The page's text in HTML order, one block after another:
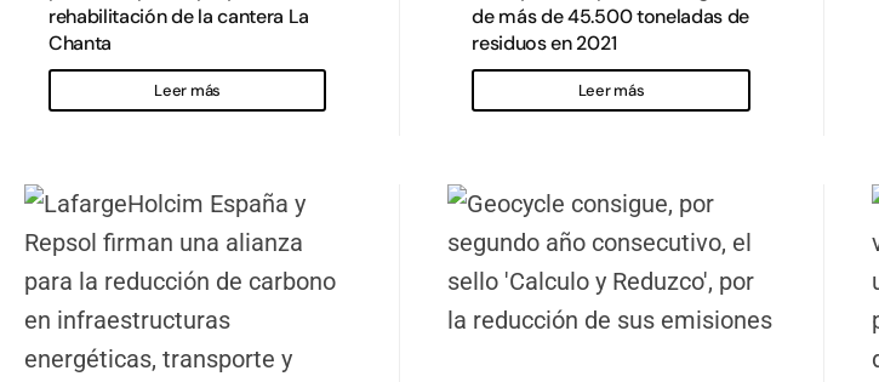
rehabilitación de la cantera La
Chanta
Leer más
de más de 45.500 toneladas de
residuos en 2021
Leer más